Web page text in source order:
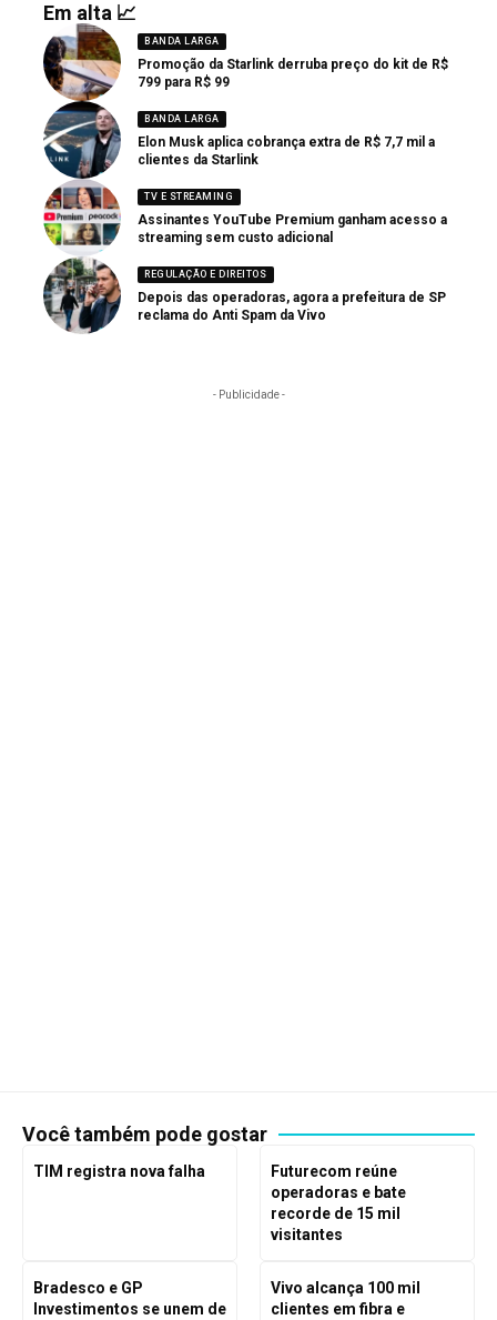
Em alta 📈
BANDA LARGA
Promoção da Starlink derruba preço do kit de R$
799 para R$ 99
BANDA LARGA
Elon Musk aplica cobrança extra de R$ 7,7 mil a
clientes da Starlink
TV E STREAMING
Assinantes YouTube Premium ganham acesso a
streaming sem custo adicional
REGULAÇÃO E DIREITOS
Depois das operadoras, agora a prefeitura de SP
reclama do Anti Spam da Vivo
- Publicidade -
Você também pode gostar
TIM registra nova falha
Futurecom reúne
operadoras e bate
recorde de 15 mil
visitantes
Bradesco e GP
Investimentos se unem de
Vivo alcança 100 mil
clientes em fibra e